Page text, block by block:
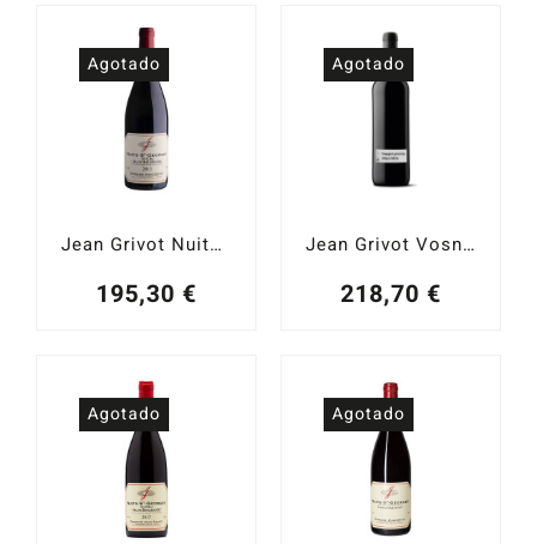
Agotado
Jean Grivot Nuits-Saint-Georges 1er. Cru Aux Boudots 2015
195,30 €
Agotado
Jean Grivot Vosne-Romanée 1er. Cru Aux Brulées 2017
218,70 €
Agotado Agotado